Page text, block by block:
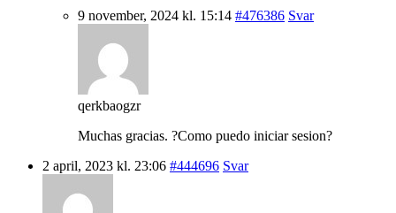
9 november, 2024 kl. 15:14 #476386 Svar
qerkbaogzr
Muchas gracias. ?Como puedo iniciar sesion?
2 april, 2023 kl. 23:06 #444696 Svar